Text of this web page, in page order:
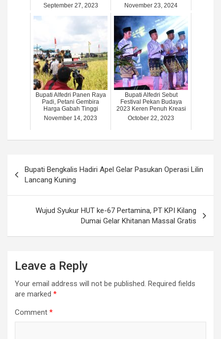
September 27, 2023
November 23, 2024
Bupati Alfedri Panen Raya
Padi, Petani Gembira
Harga Gabah Tinggi
November 14, 2023
Bupati Alfedri Sebut
Festival Pekan Budaya
2023 Keren Penuh Kreasi
October 22, 2023
navigation
Bupati Bengkalis Hadiri Apel Gelar Pasukan Operasi Lilin
Lancang Kuning
Wujud Syukur HUT ke-67 Pertamina, PT KPI Kilang
Dumai Gelar Khitanan Massal Gratis
Leave a Reply
Your email address will not be published. Required fields
are marked *
Comment *